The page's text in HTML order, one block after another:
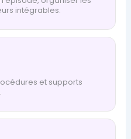
intégrables.
et supports